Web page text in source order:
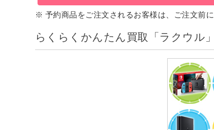
※ 予約商品をご注文されるお客様は、ご注文前に
らくらくかんたん買取「ラクウル」